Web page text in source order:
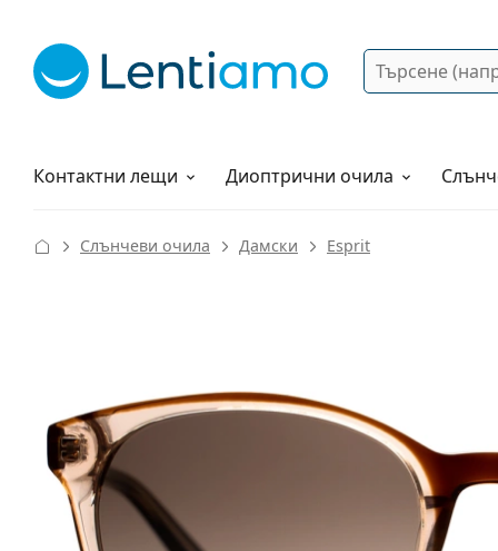
Търсене
Контактни лещи
Разтвори Диоптрични очила
Как да поръчам?
Слънчеви очила Дамски Esprit